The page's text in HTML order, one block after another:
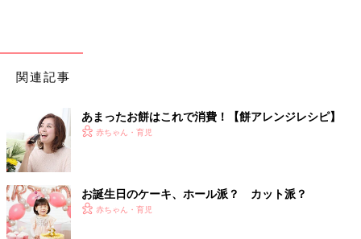
ケーキ屋さんで購入し、スポンジとフルーツを食べさせました。
生クリームも舐める程度に味見させて、残りは大人が美味しくい
ただきました。市販のものは甘かったり、生クリームの脂肪分も
たくさんなので、1歳の子どもにガッツリ食べさせるのは控えた
ほうがいいかもしれませんね。
【アレルギー対応を工夫】
卵、乳製品アレルギーありです。卵なし、牛乳を豆乳に変えても
ホットケーキはちゃんと膨らみましたよ。水切りした豆腐とはち
みつで、ホイップクリームの代用をしました。
【キャラクターごはん】
関連記事
あまったお餅はこれで消費！【餅アレンジレシピ】
赤ちゃん・育児
お誕生日のケーキ、ホール派？ カット派？
赤ちゃん・育児